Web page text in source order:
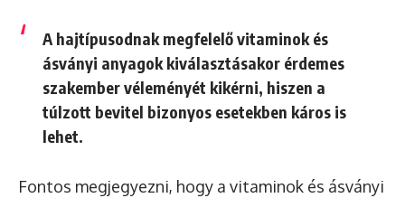
A hajtípusodnak megfelelő vitaminok és
ásványi anyagok kiválasztásakor érdemes
szakember véleményét kikérni, hiszen a
túlzott bevitel bizonyos esetekben káros is
lehet.
Fontos megjegyezni, hogy a vitaminok és ásványi